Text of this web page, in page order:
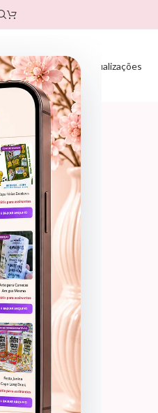
Loja Planos Atualizações